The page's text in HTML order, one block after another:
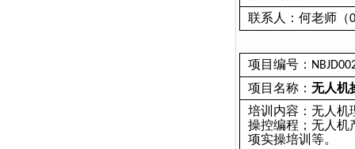
联系人：何老师（
项目编号：
项目名称： 无人机
培训内容 ： 无人机
操控编程；无人机
项实操培训等。